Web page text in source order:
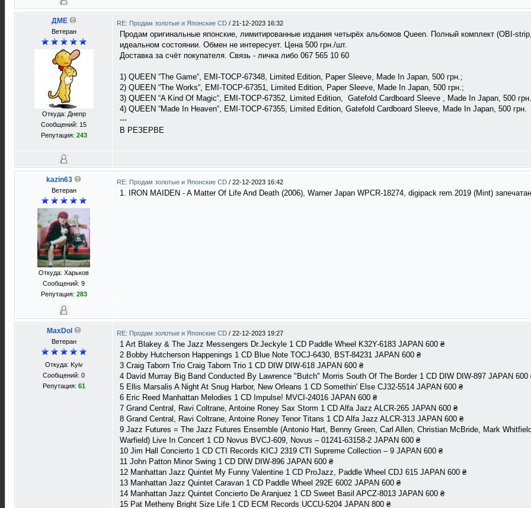
ДМЕ
Ветеран
Откуда: Днепр
Сообщений: 15
Репутация: 243
RE: Продам золотые и Японские CD / 21-12-2023 16:32
Продам оригинальные японские, лимитированные издания четырёх альбомов Queen. Полный комплект (OBI-
идеальном состоянии. Обмен не интересует. Цена 500 грн./шт.
Доставка за счёт покупателя. Связь - личка либо 067 565 10 60
1) QUEEN “The Game“, EMI-TOCP-67348 , Limited Edition, Paper Sleeve, Made In Japan, 500 грн.;
2) QUEEN “The Works“, EMI-TOCP-67351, Limited Edition, Paper Sleeve, Made In Japan, 500 грн.;
3) QUEEN “A Kind Of Magic“, EMI-TOCP-67352, Limited Edition, Gatefold Cardboard Sleeve , Made In Japan, 500
4) QUEEN “Made In Heaven“, EMI-TOCP-67355, Limited Edition, Gatefold Cardboard Sleeve, Made In Japan, 500 грн.
---
В РЕЗЕРВЕ
kazin63
Ветеран
Откуда: Харьков
Сообщений: 9
Репутация: 283
RE: Продам золотые и Японские CD / 22-12-2023 16:42
1. IRON MAIDEN - A Matter Of Life And Death (2006), Warner Japan WPCR-18274, digipack rem.2019 (Mint)
MaxDol
Ветеран
Откуда: Kyiv
Сообщений: 0
Репутация: 61
RE: Продам золотые и Японские CD / 22-12-2023 19:27
1 Art Blakey & The Jazz Messengers Dr.Jeckyle 1 CD Paddle Wheel K32Y-6183 JAPAN 600 ₴
2 Bobby Hutcherson Happenings 1 CD Blue Note TOCJ-6430, BST-84231 JAPAN 600 ₴
3 Craig Taborn Trio Craig Taborn Trio 1 CD DIW DIW-618 JAPAN 600 ₴
4 David Murray Big Band Conducted By Lawrence "Butch" Morris South Of The Border 1 CD DIW DIW-897 JAPAN 600
5 Ellis Marsalis A Night At Snug Harbor, New Orleans 1 CD Somethin' Else CJ32-5514 JAPAN 600 ₴
6 Eric Reed Manhattan Melodies 1 CD Impulse! MVCI-24016 JAPAN 600 ₴
7 Grand Central, Ravi Coltrane, Antoine Roney Sax Storm 1 CD Alfa Jazz ALCR-265 JAPAN 600 ₴
8 Grand Central, Ravi Coltrane, Antoine Roney Tenor Titans 1 CD Alfa Jazz ALCR-313 JAPAN 600 ₴
9 Jazz Futures = The Jazz Futures Ensemble (Antonio Hart, Benny Green, Carl Allen, Christian McBride, Mark
Warfield) Live In Concert 1 CD Novus BVCJ-609, Novus – 01241-63158-2 JAPAN 600 ₴
10 Jim Hall Concierto 1 CD CTI Records KICJ 2319 CTI Supreme Collection – 9 JAPAN 600 ₴
11 John Patton Minor Swing 1 CD DIW DIW-896 JAPAN 600 ₴
12 Manhattan Jazz Quintet My Funny Valentine 1 CD ProJazz, Paddle Wheel CDJ 615 JAPAN 600 ₴
13 Manhattan Jazz Quintet Caravan 1 CD Paddle Wheel 292E 6002 JAPAN 600 ₴
14 Manhattan Jazz Quintet Concierto De Aranjuez 1 CD Sweet Basil APCZ-8013 JAPAN 600 ₴
15 Pat Metheny Bright Size Life 1 CD ECM Records UCCU-5204 JAPAN 800 ₴